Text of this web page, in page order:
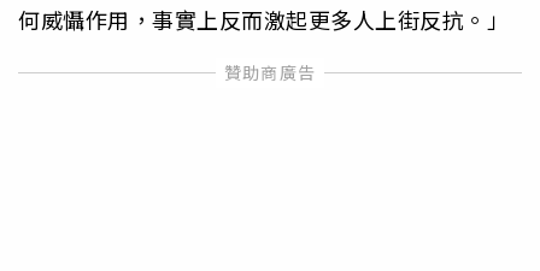
何威懾作用，事實上反而激起更多人上街反抗。」